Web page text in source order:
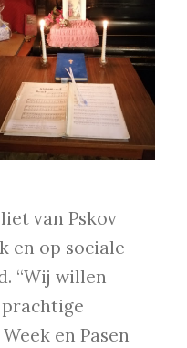
van Pskov
en op sociale
“Wij willen
en Pasen